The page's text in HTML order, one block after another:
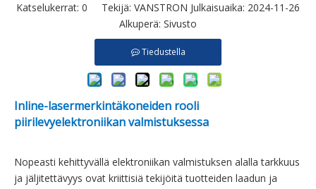
Katselukerrat: 0 Tekijä: VANSTRON Julkaisuaika: 2024-11-26
Alkuperä: Sivusto
Tiedustella
Inline-lasermerkintäkoneiden rooli
piirilevyelektroniikan valmistuksessa
Nopeasti kehittyvällä elektroniikan valmistuksen alalla tarkkuus
ja jäljitettävyys ovat kriittisiä tekijöitä tuotteiden laadun ja